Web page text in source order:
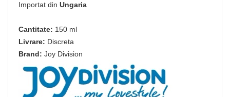
Importat din Ungaria
Cantitate: 150 ml
Livrare: Discreta
Brand: Joy Division